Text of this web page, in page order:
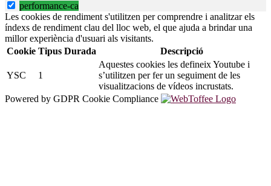
performance-ca
Les cookies de rendiment s'utilitzen per comprendre i analitzar els
índexs de rendiment clau del lloc web, el que ajuda a brindar una
millor experiència d'usuari als visitants.
Cookie Tipus Durada Descripció
YSC 1
Aquestes cookies les defineix Youtube i
s’utilitzen per fer un seguiment de les
visualitzacions de vídeos incrustats.
Powered by GDPR Cookie Compliance